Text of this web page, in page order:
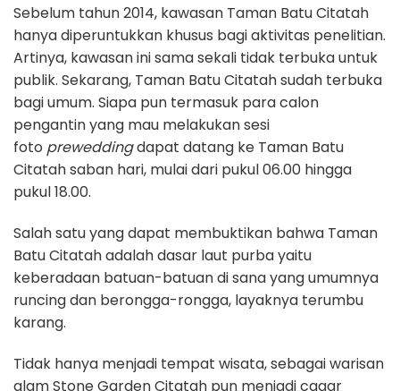
Sebelum tahun 2014, kawasan Taman Batu Citatah
hanya diperuntukkan khusus bagi aktivitas penelitian.
Artinya, kawasan ini sama sekali tidak terbuka untuk
publik. Sekarang, Taman Batu Citatah sudah terbuka
bagi umum. Siapa pun termasuk para calon
pengantin yang mau melakukan sesi
foto preweddingdapat datang ke Taman Batu
Citatah saban hari, mulai dari pukul 06.00 hingga
pukul 18.00.
Salah satu yang dapat membuktikan bahwa Taman
Batu Citatah adalah dasar laut purba yaitu
keberadaan batuan-batuan di sana yang umumnya
runcing dan berongga-rongga, layaknya terumbu
karang.
Tidak hanya menjadi tempat wisata, sebagai warisan
alam Stone Garden Citatah pun menjadi cagar